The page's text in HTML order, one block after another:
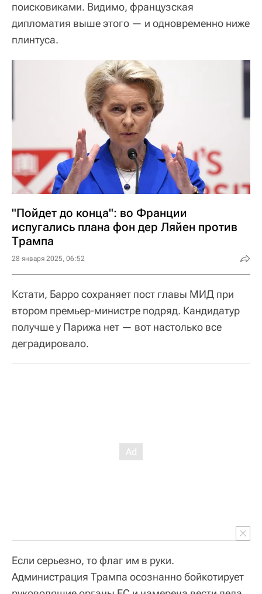
поисковиками. Видимо, французская
дипломатия выше этого — и одновременно ниже
плинтуса.
"Пойдет до конца": во Франции
испугались плана фон дер Ляйен против
Трампа
28 января 2025, 06:52
Кстати, Барро сохраняет пост главы МИД при
втором премьер-министре подряд. Кандидатур
получше у Парижа нет — вот настолько все
деградировало.
Если серьезно, то флаг им в руки.
Администрация Трампа осознанно бойкотирует